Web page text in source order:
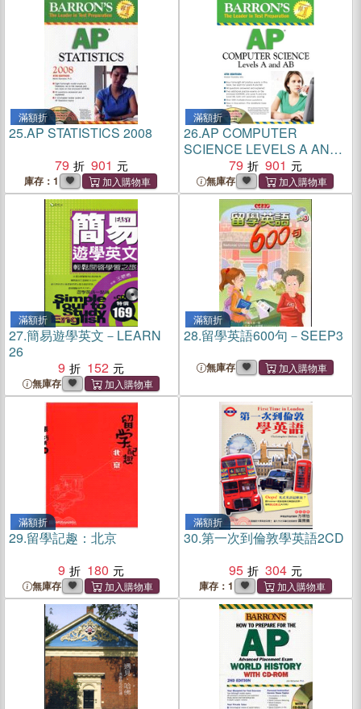
滿額折
25.AP STATISTICS 2008
79
901
庫存：1
滿額折
26.AP COMPUTER
SCIENCE LEVELS A AND
AB 2008 4TH EDITION
79 901
無庫存
滿額折
27.簡易遊學英文－LEARN
26
9
152
無庫存
滿額折
28.留學英語600句－SEEP3
無庫存
滿額折
29.留學記趣：北京
9
180
無庫存
滿額折
30.第一次到倫敦學英語2CD
95
304
庫存：1